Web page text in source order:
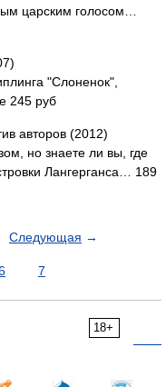
царским голосом…
"Слоненок",
245 руб
авторов (2012)
но знаете ли вы, где
Лангерганса… 189
Следующая →
7
18+